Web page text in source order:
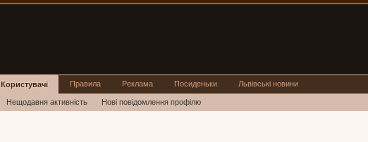
Користувачі
Нещодавня активність Нові повідомлення профілю
Правила Реклама Посиденьки Львівські новини